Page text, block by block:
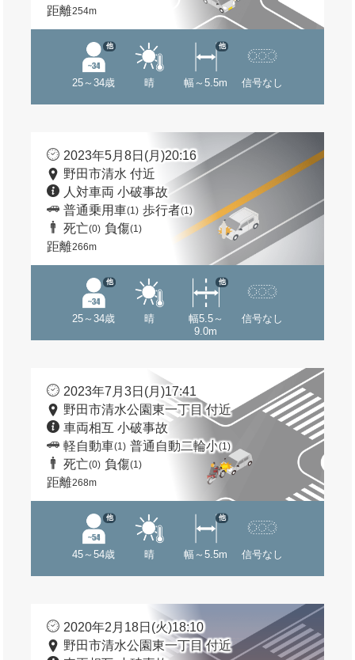
距離254m
25～34歳
他
晴 幅～5.5m
他
信号なし
2023年5月8日(月)20:16
野田市清水 付近
人対車両 小破事故
普通乗用車(1) 歩行者(1)
死亡(0) 負傷(1)
距離266m
25～34歳
他
晴
幅5.5～
9.0m
他
信号なし
2023年7月3日(月)17:41
野田市清水公園東一丁目 付近
車両相互 小破事故
軽自動車(1) 普通自動二輪小(1)
死亡(0) 負傷(1)
距離268m
45～54歳
他
晴 幅～5.5m
他
信号なし
2020年2月18日(火)18:10
野田市清水公園東一丁目 付近